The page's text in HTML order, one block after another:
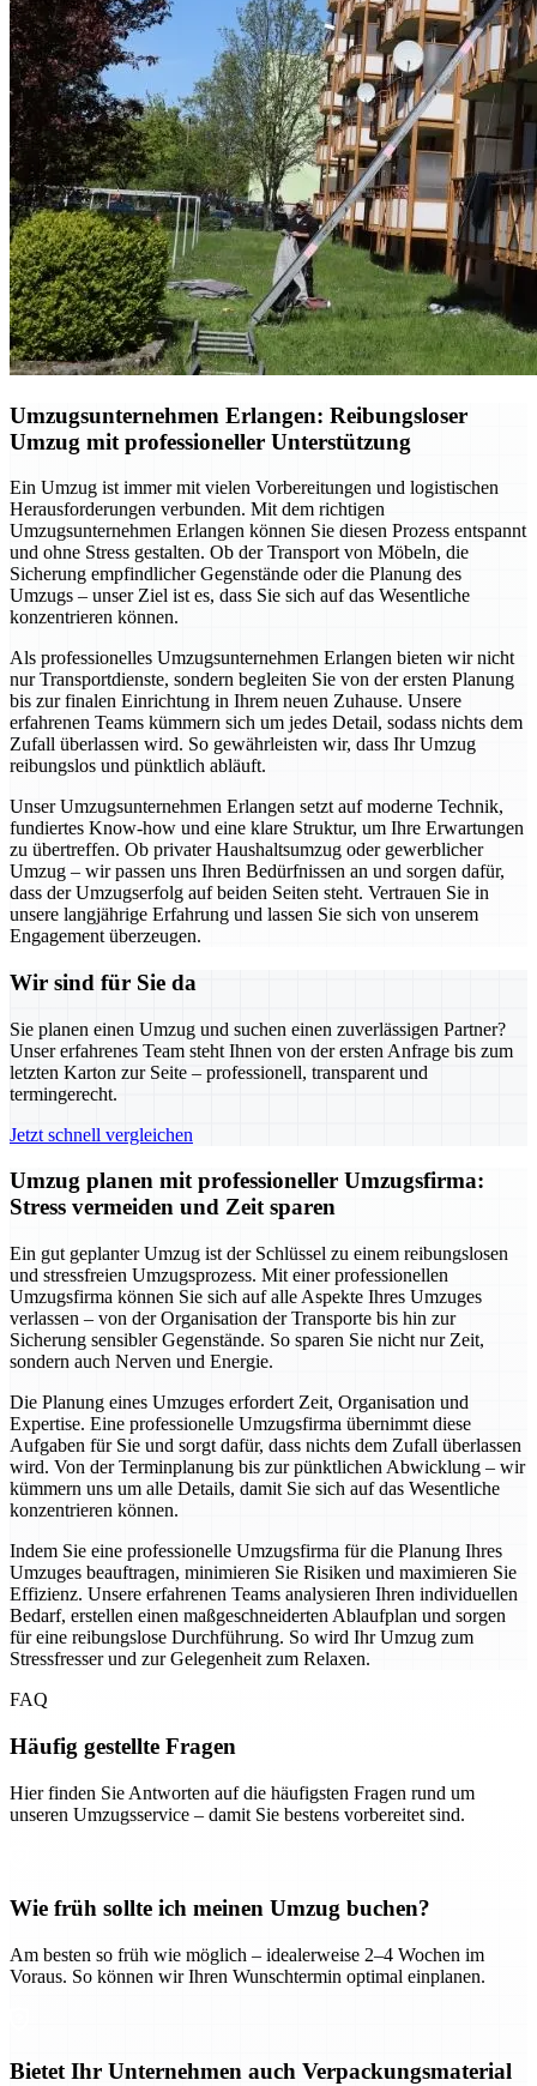
Umzugsunternehmen Erlangen: Reibungsloser
Umzug mit professioneller Unterstützung
Ein Umzug ist immer mit vielen Vorbereitungen und logistischen
Herausforderungen verbunden. Mit dem richtigen
Umzugsunternehmen Erlangen können Sie diesen Prozess entspannt
und ohne Stress gestalten. Ob der Transport von Möbeln, die
Sicherung empfindlicher Gegenstände oder die Planung des
Umzugs – unser Ziel ist es, dass Sie sich auf das Wesentliche
konzentrieren können.
Als professionelles Umzugsunternehmen Erlangen bieten wir nicht
nur Transportdienste, sondern begleiten Sie von der ersten Planung
bis zur finalen Einrichtung in Ihrem neuen Zuhause. Unsere
erfahrenen Teams kümmern sich um jedes Detail, sodass nichts dem
Zufall überlassen wird. So gewährleisten wir, dass Ihr Umzug
reibungslos und pünktlich abläuft.
Unser Umzugsunternehmen Erlangen setzt auf moderne Technik,
fundiertes Know-how und eine klare Struktur, um Ihre Erwartungen
zu übertreffen. Ob privater Haushaltsumzug oder gewerblicher
Umzug – wir passen uns Ihren Bedürfnissen an und sorgen dafür,
dass der Umzugserfolg auf beiden Seiten steht. Vertrauen Sie in
unsere langjährige Erfahrung und lassen Sie sich von unserem
Engagement überzeugen.
Wir sind für Sie da
Sie planen einen Umzug und suchen einen zuverlässigen Partner?
Unser erfahrenes Team steht Ihnen von der ersten Anfrage bis zum
letzten Karton zur Seite – professionell, transparent und
termingerecht.
Jetzt schnell vergleichen
Umzug planen mit professioneller Umzugsfirma:
Stress vermeiden und Zeit sparen
Ein gut geplanter Umzug ist der Schlüssel zu einem reibungslosen
und stressfreien Umzugsprozess. Mit einer professionellen
Umzugsfirma können Sie sich auf alle Aspekte Ihres Umzuges
verlassen – von der Organisation der Transporte bis hin zur
Sicherung sensibler Gegenstände. So sparen Sie nicht nur Zeit,
sondern auch Nerven und Energie.
Die Planung eines Umzuges erfordert Zeit, Organisation und
Expertise. Eine professionelle Umzugsfirma übernimmt diese
Aufgaben für Sie und sorgt dafür, dass nichts dem Zufall überlassen
wird. Von der Terminplanung bis zur pünktlichen Abwicklung – wir
kümmern uns um alle Details, damit Sie sich auf das Wesentliche
konzentrieren können.
Indem Sie eine professionelle Umzugsfirma für die Planung Ihres
Umzuges beauftragen, minimieren Sie Risiken und maximieren Sie
Effizienz. Unsere erfahrenen Teams analysieren Ihren individuellen
Bedarf, erstellen einen maßgeschneiderten Ablaufplan und sorgen
für eine reibungslose Durchführung. So wird Ihr Umzug zum
Stressfresser und zur Gelegenheit zum Relaxen.
FAQ
Häufig gestellte Fragen
Hier finden Sie Antworten auf die häufigsten Fragen rund um
unseren Umzugsservice – damit Sie bestens vorbereitet sind.
Wie früh sollte ich meinen Umzug buchen?
Am besten so früh wie möglich – idealerweise 2–4 Wochen im
Voraus. So können wir Ihren Wunschtermin optimal einplanen.
Bietet Ihr Unternehmen auch Verpackungsmaterial